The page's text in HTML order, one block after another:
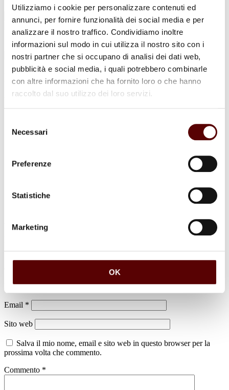
Utilizziamo i cookie per personalizzare contenuti ed
annunci, per fornire funzionalità dei social media e per
analizzare il nostro traffico. Condividiamo inoltre
informazioni sul modo in cui utilizza il nostro sito con i
nostri partner che si occupano di analisi dei dati web,
pubblicità e social media, i quali potrebbero combinarle
con altre informazioni che ha fornito loro o che hanno
raccolto dal suo utilizzo dei loro servizi.
delNecessari
Preferenze
Statistiche
Marketing
OK
per:
DINA ZIOSI
Il tuo indirizzo email non sarà pubblicato. I campi obbligatori sono
Nome*
Email *
Sito web
Salva il mio nome, email e sito web in questo browser per la
prossima volta che commento.
Commento *